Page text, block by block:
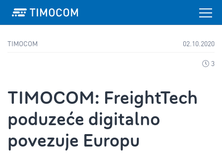
TIMOCOM 02.10.2020
3
TIMOCOM: FreightTech
poduzeće digitalno
povezuje Europu